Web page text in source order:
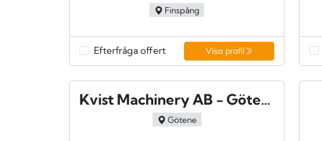
Finspång
Efterfråga offert Visa profil
Kvist Machinery AB - Götene
Götene